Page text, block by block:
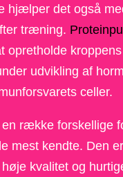
hjælper det også
træning.
opretholde
udvikling af
celler.
række forskellige
mest kendte. Den
kvalitet og